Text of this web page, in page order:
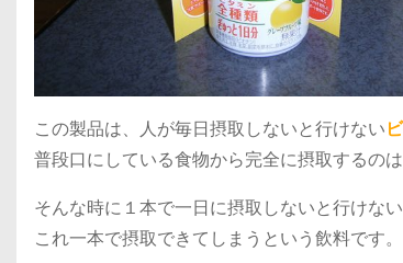
この製品は、人が毎日摂取しないと行けない
普段口にしている食物から完全に摂取するの
そんな時に１本で一日に摂取しないと行けな
これ一本で摂取できてしまうという飲料です。